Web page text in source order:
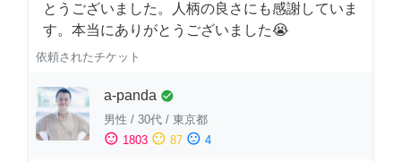
とうございました。人柄の良さにも感謝していま
す。本当にありがとうございました😭
依頼されたチケット
a-panda check_circle
男性 / 30代 / 東京都
sentiment_satisfied 1803 sentiment_neutral 87 sentiment_dissatisfied 4